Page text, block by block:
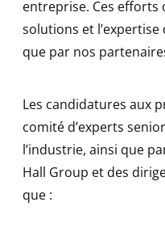
entreprise. Ces efforts
solutions et l’expertise
que par nos
Les candidatures aux
comité d’experts
l’industrie, ainsi que
Hall Group et des
que :